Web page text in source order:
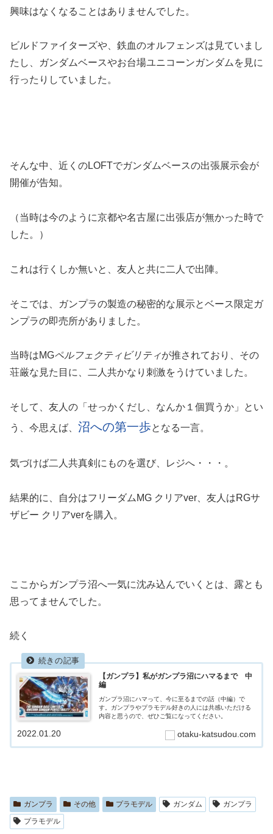
興味はなくなることはありませんでした。
ビルドファイターズや、鉄血のオルフェンズは見ていまし
たし、ガンダムベースやお台場ユニコーンガンダムを見に
行ったりしていました。
そんな中、近くのLOFTでガンダムベースの出張展示会が
開催が告知。
（当時は今のように京都や名古屋に出張店が無かった時で
した。）
これは行くしか無いと、友人と共に二人で出陣。
そこでは、ガンプラの製造の秘密的な展示とベース限定ガ
ンプラの即売所がありました。
当時はMGペルフェクティビリティが推されており、その
荘厳な見た目に、二人共かなり刺激をうけていました。
そして、友人の「せっかくだし、なんか１個買うか」とい
う、今思えば、 沼への第一歩となる一言。
気づけば二人共真剣にものを選び、レジへ・・・。
結果的に、自分はフリーダムMG クリアver、友人はRGサ
ザビー クリアverを購入。
ここからガンプラ沼へ一気に沈み込んでいくとは、露とも
思ってませんでした。
続く
【ガンプラ】私がガンプラ沼にハマるまで 中
編
ガンプラ沼にハマって、今に至るまでの話（中編）で
す。ガンプラやプラモデル好きの人には共感いただける
内容と思うので、ぜひご覧になってください。
otaku-katsudou.com
2022.01.20
ガンプラ その他 プラモデル ガンダム
ガンプラ
プラモデル